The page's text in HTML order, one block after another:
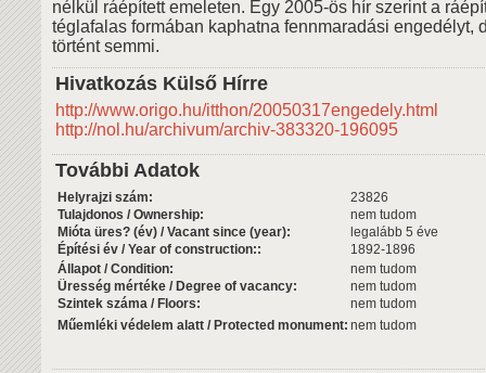
nélkül ráépített emeleten. Egy 2005-ös hír szerint a
téglafalas formában kaphatna fennmaradási engedélyt,
történt semmi.
Hivatkozás Külső Hírre
http://www.origo.hu/itthon/20050317engedely.html
http://nol.hu/archivum/archiv-383320-196095
További Adatok
Helyrajzi szám:
23826
Tulajdonos / Ownership:
nem tudom
Mióta üres? (év) / Vacant since (year):
legalább 5 éve
Építési év / Year of construction::
1892-1896
Állapot / Condition:
nem tudom
Üresség mértéke / Degree of vacancy:
nem tudom
Szintek száma / Floors:
nem tudom
Műemléki védelem alatt / Protected monument: nem tudom